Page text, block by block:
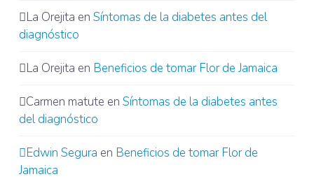
La Orejita en Síntomas de la diabetes antes del
diagnóstico
La Orejita en Beneficios de tomar Flor de Jamaica
Carmen matute en Síntomas de la diabetes antes
del diagnóstico
Edwin Segura en Beneficios de tomar Flor de
Jamaica